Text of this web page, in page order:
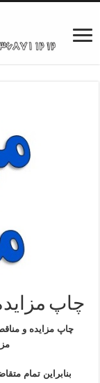
چاپ
چاپ مزایده و
بنابراین تمام